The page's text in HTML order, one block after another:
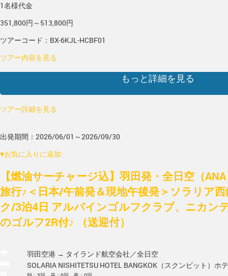
1名様代金
351,800円～513,800円
ツアーコード：BX-6KJL-HCBF01
ツアー内容を見る
もっと詳細を見る
ツアー詳細を見る
出発期間：2026/06/01～2026/09/30
♥お気に入りに追加
【燃油サーチャージ込】羽田発・全日空（
旅行♪＜日本/午前発＆現地午後発＞ソラリア
ク/3泊4日 アルパインゴルフクラブ、ニカン
のゴルフ2R付♪ （送迎付）
羽田空港 → タイランド航空会社／全日空
SOLARIA NISHITETSU HOTEL BANGKOK（スクンビット） ホ